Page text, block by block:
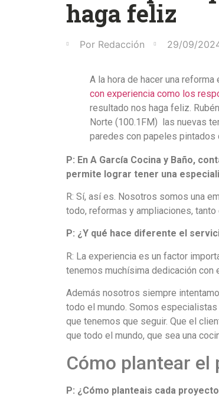
haga feliz
Por Redacción 29/09/
A la hora de hacer una
con experiencia como los
resultado nos haga feliz.
Norte (100.1FM) las nuevas
paredes con papeles
P: En A García Cocina y Baño,
permite lograr tener una
R: Sí, así es. Nosotros somos una
todo, reformas y ampliaciones,
P: ¿Y qué hace diferente el
R: La experiencia es un factor
tenemos muchísima dedicación con
Además nosotros siempre
todo el mundo. Somos
que tenemos que seguir. Que el
que todo el mundo, que sea una
Cómo plantear
P: ¿Cómo planteais cada